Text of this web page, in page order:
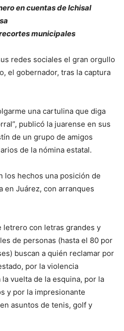
en cuentas de Ichisal
municipales
redes sociales el gran orgullo
el gobernador, tras la captura
una cartulina que diga
publicó la juarense en sus
de un grupo de amigos
de la nómina estatal.
los hechos una posición de
en Juárez, con arranques
letrero con letras grandes y
de personas (hasta el 80 por
buscan a quién reclamar por
por la violencia
vuelta de la esquina, por la
y por la impresionante
asuntos de tenis, golf y